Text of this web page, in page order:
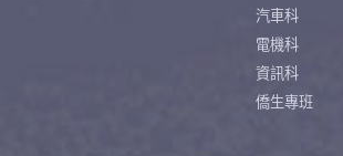
汽車科
電機科
資訊科
僑生專班